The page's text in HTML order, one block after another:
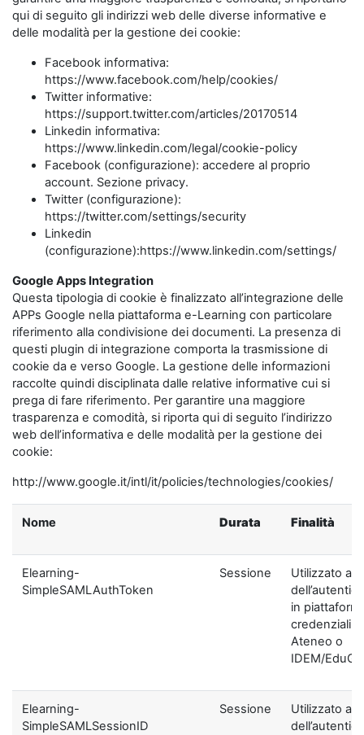
qui di seguito gli indirizzi web delle diverse informative e
delle modalità per la gestione dei cookie:
Facebook informativa:
https://www.facebook.com/help/cookies/
Twitter informative:
https://support.twitter.com/articles/20170514
Linkedin informativa:
https://www.linkedin.com/legal/cookie-policy
Facebook (configurazione): accedere al proprio
account. Sezione privacy.
Twitter (configurazione):
https://twitter.com/settings/security
Linkedin
(configurazione):https://www.linkedin.com/settings/
Google Apps Integration
Questa tipologia di cookie è finalizzato all’integrazione delle
APPs Google nella piattaforma e-Learning con particolare
riferimento alla condivisione dei documenti. La presenza di
questi plugin di integrazione comporta la trasmissione di
cookie da e verso Google. La gestione delle informazioni
raccolte quindi disciplinata dalle relative informative cui si
prega di fare riferimento. Per garantire una maggiore
trasparenza e comodità, si riporta qui di seguito l’indirizzo
web dell’informativa e delle modalità per la gestione dei
cookie:
http://www.google.it/intl/it/policies/technologies/cookies/
Nome Durata Finalità
Elearning-
SimpleSAMLAuthToken
Sessione
Utilizzato ai
in
credenziali di
Ateneo o
IDEM/
Elearning-
SimpleSAMLSessionID
Sessione
Utilizzato ai